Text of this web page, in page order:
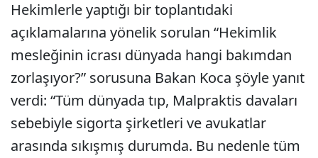
Hekimlerle yaptığı bir toplantıdaki
açıklamalarına yönelik sorulan “Hekimlik
mesleğinin icrası dünyada hangi bakımdan
zorlaşıyor?” sorusuna Bakan Koca şöyle yanıt
verdi: “Tüm dünyada tıp, Malpraktis davaları
sebebiyle sigorta şirketleri ve avukatlar
arasında sıkışmış durumda. Bu nedenle tüm